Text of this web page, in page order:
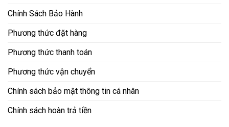
Chính Sách Bảo Hành
Phương thức đặt hàng
Phương thức thanh toán
Phương thức vận chuyển
Chính sách bảo mật thông tin cá nhân
Chính sách hoàn trả tiền